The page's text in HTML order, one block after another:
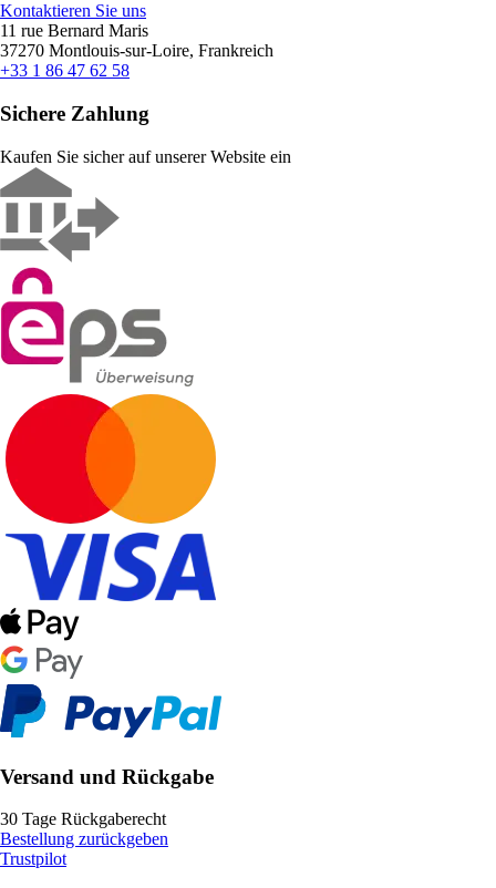
Kontaktieren Sie uns
11 rue Bernard Maris
37270 Montlouis-sur-Loire, Frankreich
+33 1 86 47 62 58
Sichere Zahlung
Kaufen Sie sicher auf unserer Website ein
Versand und Rückgabe
30 Tage Rückgaberecht
Bestellung zurückgeben
Trustpilot